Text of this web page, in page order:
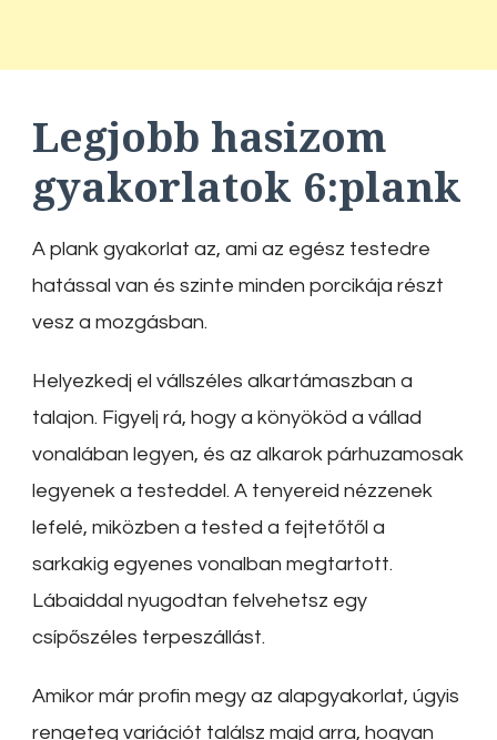
Legjobb hasizom
gyakorlatok 6:plank
A plank gyakorlat az, ami az egész testedre
hatással van és szinte minden porcikája részt
vesz a mozgásban.
Helyezkedj el vállszéles alkartámaszban a
talajon. Figyelj rá, hogy a könyököd a vállad
vonalában legyen, és az alkarok párhuzamosak
legyenek a testeddel. A tenyereid nézzenek
lefelé, miközben a tested a fejtetőtől a
sarkakig egyenes vonalban megtartott.
Lábaiddal nyugodtan felvehetsz egy
csípőszéles terpeszállást.
Amikor már profin megy az alapgyakorlat, úgyis
rengeteg variációt találsz majd arra, hogyan